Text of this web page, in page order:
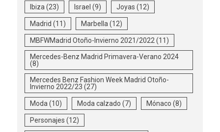
Ibiza (23) Israel (9) Joyas (12)
Madrid (11) Marbella (12)
MBFWMadrid Otoño-Invierno 2021/2022 (11)
Mercedes-Benz Madrid Primavera-Verano 2024
(8)
Mercedes Benz Fashion Week Madrid Otoño-
Invierno 2022/23 (27)
Moda (10) Moda calzado (7) Mónaco (8)
Personajes (12)